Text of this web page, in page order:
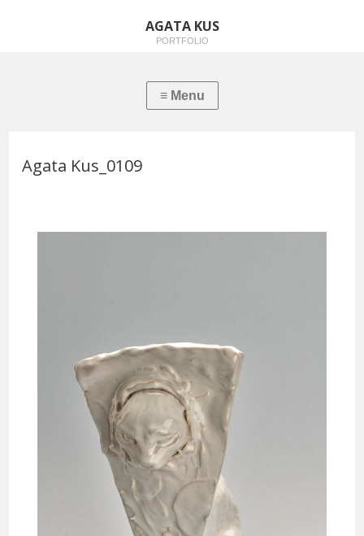
AGATA KUS
PORTFOLIO
Agata Kus_0109